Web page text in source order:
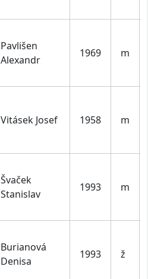
Pavlišen
Alexandr
1969 m
Vitásek Josef 1958 m
Švaček
Stanislav
1993 m
Burianová
Denisa
1993 ž